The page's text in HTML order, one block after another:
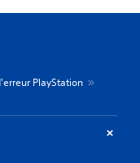
PlayStation